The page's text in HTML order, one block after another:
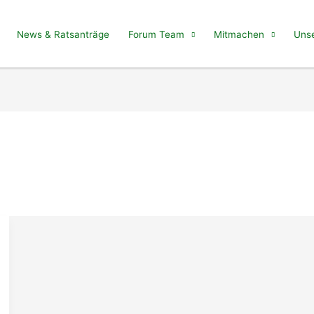
News & Ratsanträge Forum Team Mitmachen